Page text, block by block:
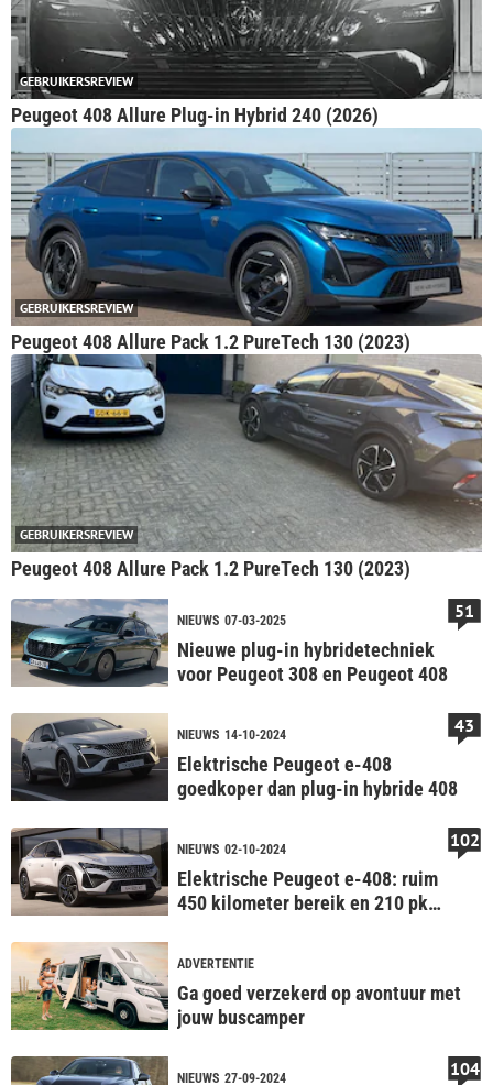
GEBRUIKERSREVIEW
Peugeot 408 Allure Plug-in Hybrid 240 (2026)
GEBRUIKERSREVIEW
Peugeot 408 Allure Pack 1.2 PureTech 130 (2023)
GEBRUIKERSREVIEW
Peugeot 408 Allure Pack 1.2 PureTech 130 (2023)
NIEUWS 07-03-2025
Nieuwe plug-in hybridetechniek
voor Peugeot 308 en Peugeot 408
51
NIEUWS 14-10-2024
Elektrische Peugeot e-408
goedkoper dan plug-in hybride 408
43
NIEUWS 02-10-2024
Elektrische Peugeot e-408: ruim
450 kilometer bereik en 210 pk
102
ADVERTENTIE
Ga goed verzekerd op avontuur met
jouw buscamper
NIEUWS 27-09-2024 104